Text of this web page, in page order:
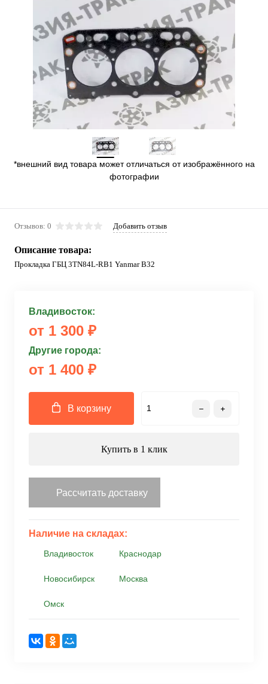
*внешний вид товара может отличаться от изображённого на
фотографии
Отзывов: 0 Добавить отзыв
Описание товара:
Прокладка ГБЦ 3TN84L-RB1 Yanmar B32
Владивосток:
от 1 300 ₽
Другие города:
от 1 400 ₽
В корзину
Купить в 1 клик
Рассчитать доставку
Наличие на складах:
Владивосток Краснодар
Новосибирск Москва
Омск